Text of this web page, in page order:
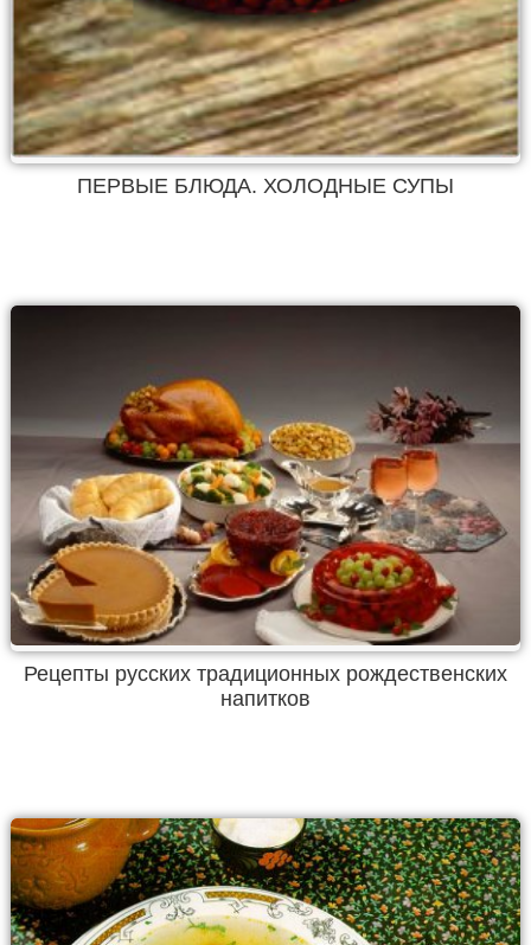
ПЕРВЫЕ БЛЮДА. ХОЛОДНЫЕ СУПЫ
Рецепты русских традиционных рождественских
напитков